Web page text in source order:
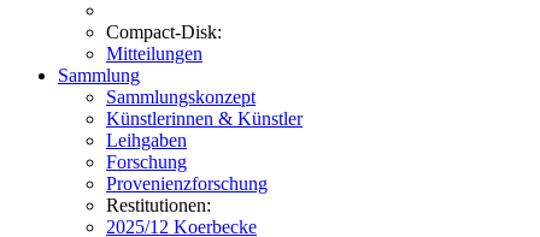
Compact-Disk:
Mitteilungen
Sammlung
Sammlungskonzept
Künstlerinnen & Künstler
Leihgaben
Forschung
Provenienzforschung
Restitutionen:
2025/12 Koerbecke